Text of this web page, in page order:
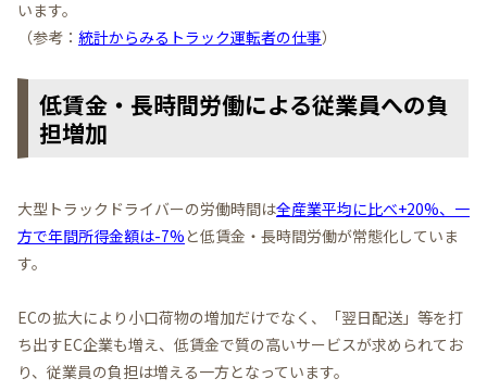
います。
（参考： 統計からみるトラック運転者の仕事）
低賃金・長時間労働による従業員への負
担増加
大型トラックドライバーの労働時間は全産業平均に比べ+20%、一
方で年間所得金額は-7% と低賃金・長時間労働が常態化していま
す。
ECの拡大により小口荷物の増加だけでなく、「翌日配送」等を打
ち出すEC企業も増え、低賃金で質の高いサービスが求められてお
り、従業員の負担は増える一方となっています。